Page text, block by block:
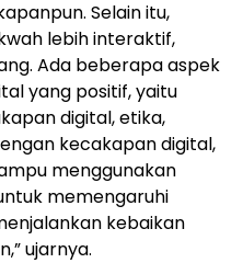
Selain itu,
lebih interaktif,
Ada beberapa aspek
yang positif, yaitu
digital, etika,
kecakapan digital,
menggunakan
memengaruhi
kebaikan
ujarnya.